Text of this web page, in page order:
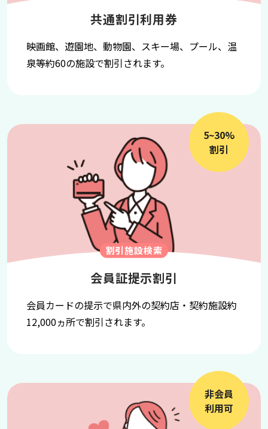
共通割引利用券
映画館、遊園地、動物園、スキー場、プール、温
泉等約60の施設で割引されます。
5~30%
割引
割引施設検索
会員証提示割引
会員カードの提示で県内外の契約店・契約施設約
12,000ヵ所で割引されます。
非会員
利用可